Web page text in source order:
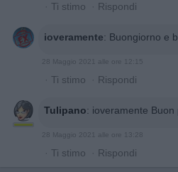
· Ti stimo · Rispondi
ioveramente: Buongiorno e
28 Maggio 2021 alle ore 12:15
· Ti stimo · Rispondi
Tulipano: ioveramente
28 Maggio 2021 alle ore 13:28
· Ti stimo · Rispondi